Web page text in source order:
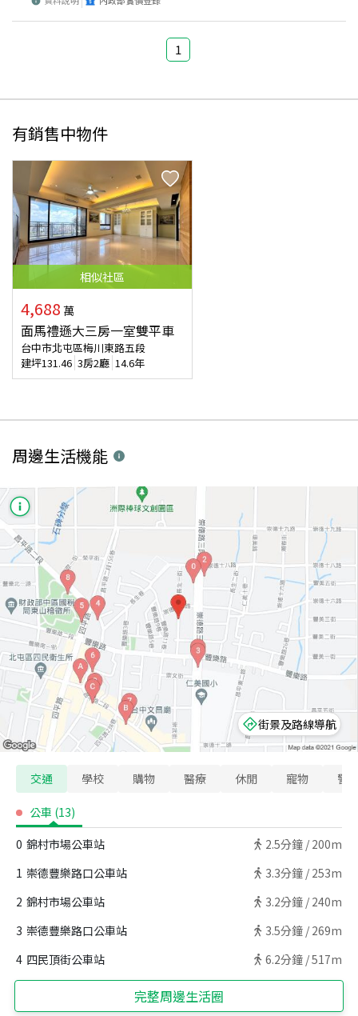
1
有銷售中物件
相似社區
4,688 萬
面馬禮遜大三房一室雙平車
台中市北屯區梅川東路五段
建坪131.46 3房2廳 14.6年
周邊生活機能
街景及路線導航
交通 學校 購物 醫療 休閒 寵物 警
公車 (13)
0 錦村市場公車站 2.5分鐘 / 200m
1 崇德豐樂路口公車站 3.3分鐘 / 253m
2 錦村市場公車站 3.2分鐘 / 240m
3 崇德豐樂路口公車站 3.5分鐘 / 269m
4 四民頂街公車站 6.2分鐘 /517m
完整周邊生活圈